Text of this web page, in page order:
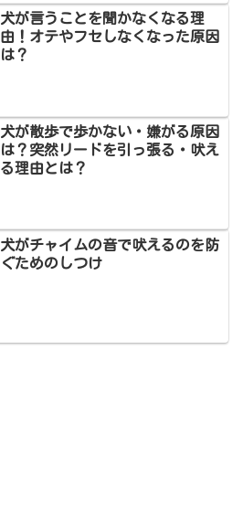
犬が言うことを聞かなくなる理
由！オテやフセしなくなった原因
は？
犬が散歩で歩かない・嫌がる原因
は？突然リードを引っ張る・吠え
る理由とは？
犬がチャイムの音で吠えるのを防
ぐためのしつけ